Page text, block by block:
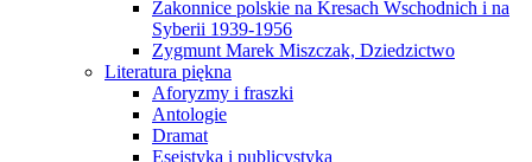
Zakonnice polskie na Kresach Wschodnich i na
Syberii 1939-1956
Zygmunt Marek Miszczak, Dziedzictwo
Literatura piękna
Aforyzmy i fraszki
Antologie
Dramat
Eseistyka i publicystyka